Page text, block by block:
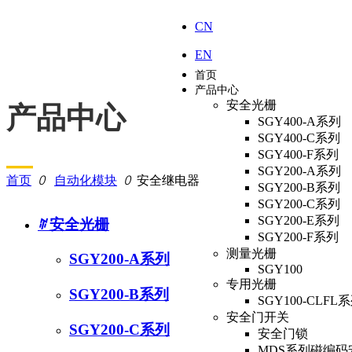
CN
EN
首页
产品中心
安全光栅
SGY400-A系列
SGY400-C系列
SGY400-F系列
SGY200-A系列
SGY200-B系列
SGY200-C系列
SGY200-E系列
SGY200-F系列
测量光栅
SGY100
专用光栅
SGY100-CLFL系
安全门开关
安全门锁
产品中心
—
首页 ꄲ 自动化模块 ꄲ 安全继电器
ꄶ 安全光栅
SGY200-A系列
SGY200-B系列
SGY200-C系列